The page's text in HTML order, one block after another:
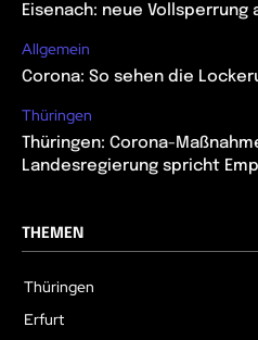
Eisenach: neue Vollsperrung
Allgemein
Corona: So sehen die
Thüringen
Thüringen: Corona-
Landesregierung spricht
THEMEN
Thüringen
Erfurt